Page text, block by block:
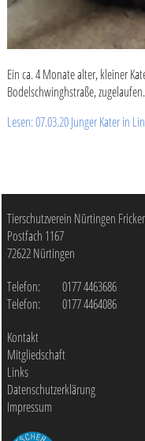
Ein ca. 4 Monate alter, kleiner
Bodelschwinghstraße,
Lesen: 07.03.20 Junger Kater in
Tierschutzverein Nürtingen
Postfach 1167
72622Nürtingen
Telefon:
0177 4463686
Telefon:
0177 4464086
Kontakt
Mitgliedschaft
Links
Datenschutzerklärung
Impressum